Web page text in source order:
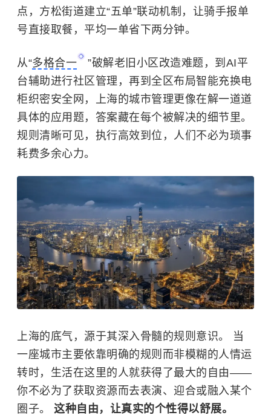
点，方松街道建立“五单”联动机制，让骑手报单
号直接取餐，平均一单省下两分钟。
从“多格合一
”破解老旧小区改造难题，到AI平
台辅助进行社区管理，再到全区布局智能充换电
柜织密安全网，上海的城市管理更像在解一道道
具体的应用题，答案藏在每个被解决的细节里。
规则清晰可见，执行高效到位，人们不必为琐事
耗费多余心力。
上海的底气，源于其深入骨髓的规则意识。 当
一座城市主要依靠明确的规则而非模糊的人情运
转时，生活在这里的人就获得了最大的自由——
你不必为了获取资源而去表演、迎合或融入某个
圈子。 这种自由，让真实的个性得以舒展。